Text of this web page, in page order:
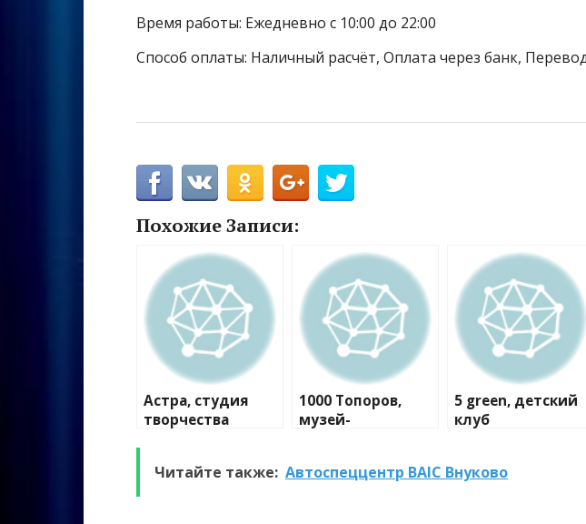
Время работы: Ежедневно с 10:00 до 22:00
Способ оплаты: Наличный расчёт, Оплата через банк,
Похожие Записи:
Астра, студия
творчества
1000 Топоров,
музей-
5 green, детский
клуб
Читайте также: Автоспеццентр BAIC Внуково